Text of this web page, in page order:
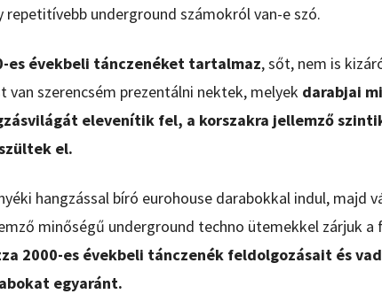
repetitívebb underground számokról van-e szó.
es évekbeli tánczenéket tartalmaz, sőt, nem is
szerencsém prezentálni nektek, melyek darabjai
elevenítik fel, a korszakra jellemző
el.
hangzással bíró eurohouse darabokkal indul, majd
minőségű underground techno ütemekkel zárjuk a
2000-es évekbeli tánczenék feldolgozásait és
egyaránt.